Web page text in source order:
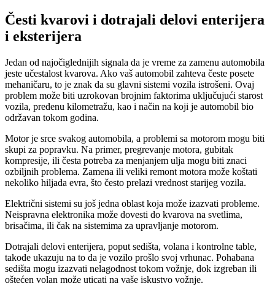
Česti kvarovi i dotrajali delovi enterijera
i eksterijera
Jedan od najočiglednijih signala da je vreme za zamenu automobila
jeste učestalost kvarova. Ako vaš automobil zahteva česte posete
mehaničaru, to je znak da su glavni sistemi vozila istrošeni. Ovaj
problem može biti uzrokovan brojnim faktorima uključujući starost
vozila, pređenu kilometražu, kao i način na koji je automobil bio
održavan tokom godina.
Motor je srce svakog automobila, a problemi sa motorom mogu biti
skupi za popravku. Na primer, pregrevanje motora, gubitak
kompresije, ili česta potreba za menjanjem ulja mogu biti znaci
ozbiljnih problema. Zamena ili veliki remont motora može koštati
nekoliko hiljada evra, što često prelazi vrednost starijeg vozila.
Električni sistemi su još jedna oblast koja može izazvati probleme.
Neispravna elektronika može dovesti do kvarova na svetlima,
brisačima, ili čak na sistemima za upravljanje motorom.
Dotrajali delovi enterijera, poput sedišta, volana i kontrolne table,
takođe ukazuju na to da je vozilo prošlo svoj vrhunac. Pohabana
sedišta mogu izazvati nelagodnost tokom vožnje, dok izgreban ili
oštećen volan može uticati na vaše iskustvo vožnje.